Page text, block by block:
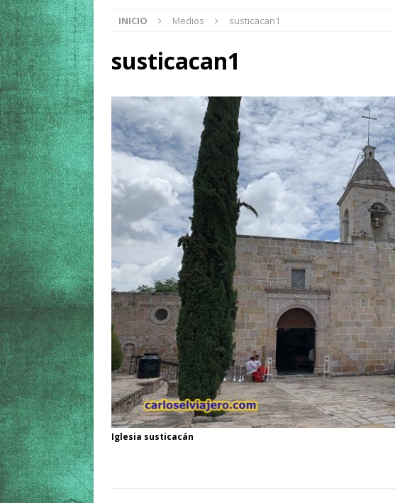
KAZAJISTÁN
[ 22 noviembre, 2025 ]
[ 9 octubre, 2025 ] JAMAICA. La historia de la
[ 27 septiembre, 2025 ] Cómo moverse en
[ 3 agosto, 2025 ] Qué ver en Manama. La
[ 15 marzo, 2026 ] Ela Nguema. El barrio más
INICIO Medios susticacan1
susticacan1
Iglesia susticacán